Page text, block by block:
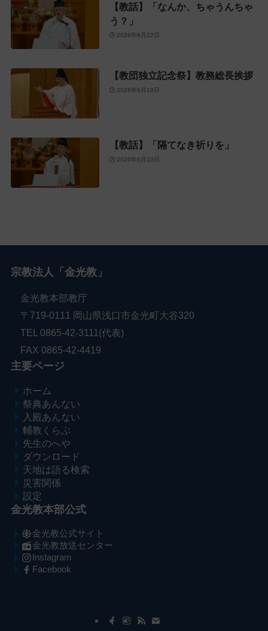
【教話】「なんか、ちゃうんちゃ
う？」
2026年6月22日
【教団独立記念祭】教務総長挨拶
2026年6月19日
【教話】「隔てなき祈りを」
2026年6月10日
宗教法人「金光教」
金光教本部教庁
〒719-0111 岡山県浅口市金光町大谷320
TEL 0865-42-3111(代表)
FAX 0865-42-4419
主要ページ
ホーム
祭典あんない
入殿あんない
輔教くらぶ
先生のへや
ダウンロード
天地は語る検索
災害関係
設定
金光教本部公式
金光教公式サイト
金光教放送センター
Instagram
Facebook